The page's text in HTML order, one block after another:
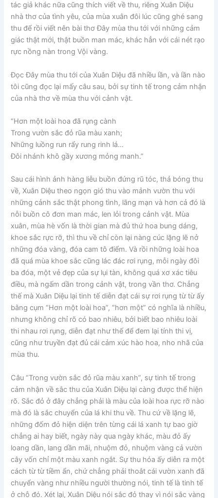
tác giả khác nữa cũng thích viết về thu, riêng Xuân Diệu
nhà thơ của tình yêu, của mùa xuân đôi lúc cũng ghé sang
thu để rồi viết nên bài thơ Đây mùa thu tới với những cảm
giác thật mới, thật buồn man mác, khác hẳn với cái nét rạo
rực nồng nàn trong Vội vàng.
Đọc Đây mùa thu tới của Xuân Diệu đã nhiều lần, và lần nào
tôi cũng đọc lại mấy câu sau, bởi sự tinh tế trong cảm nhận
của nhà thơ về mùa thu với cảnh vật.
“Hơn một loài hoa đã rụng cành
Trong vườn sắc đỏ rũa màu xanh;
Những luồng run rẩy rung rinh lá…
Đôi nhánh khô gầy xương mỏng manh.”
Sau cái hình ảnh hàng liễu buồn đứng rũ tóc, thả bóng thu
về, Xuân Diệu theo ngọn gió thu vào mảnh vườn thu với
những cảnh sắc thật phong tình, lãng mạn và hơn cả đó là
nỗi buồn cô đơn man mác, len lỏi trong cảnh vật. Mùa
xuân, mùa hè vốn là thời gian mà đủ thứ hoa bung dáng,
khoe sắc rực rỡ, thì thu về chỉ còn lại nàng cúc lặng lẽ nở
những đóa vàng, đóa cam tô điểm. Và rồi những loài hoa
đã quá mùa khoe sắc cũng lác đác rơi rụng, mỗi ngày đôi
ba đóa, một vẻ đẹp của sự lụi tàn, không quá xơ xác tiêu
điều, mà ngấm dần trong cảnh vật, trong vần thơ. Chẳng
thế mà Xuân Diệu lại tinh tế diễn đạt cái sự rơi rụng từ từ ấy
bằng cụm “Hơn một loài hoa”, “hơn một” có nghĩa là nhiều,
nhưng không chỉ rõ có bao nhiêu, bởi biết bao nhiêu loài
thi nhau rơi rụng, diễn đạt như thế để đem lại tính thi vị,
cũng như truyền đạt đủ cái cảm xúc hào hoa, nho nhã của
mùa thu.
Câu “Trong vườn sắc đỏ rũa màu xanh”, sự tinh tế trong
cảm nhận về sắc thu của Xuân Diệu lại càng được thể hiện
rõ. Sắc đỏ ở đây chẳng phải là màu của loài hoa rực rỡ nào
mà đó là sắc chuyển của lá khi thu về. Thu cứ về lặng lẽ,
những đốm đỏ hiện diện trên từng cái lá xanh tự bao giờ
chẳng ai hay biết, ngày này qua ngày khác, màu đỏ ấy
loang dần, lang dần mãi, nhuộm đỏ, nhuộm vàng cả vườn
cây vốn chỉ một màu xanh ngắt. Sự thu hóa ấy diễn ra một
cách từ từ tiềm ẩn, chứ chẳng phải thoắt cái vườn xanh đã
chuyển vàng như nhiều người thường nói, tinh tế là tinh tế
ở chỗ đó. Xét lại, Xuân Diệu nói sắc đỏ thay vì nói sắc vàng